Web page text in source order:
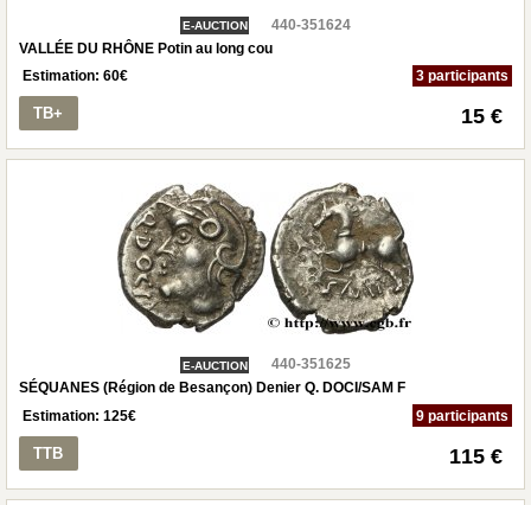
E-AUCTION
440-351624
VALLÉE DU RHÔNE Potin au long cou
Estimation: 60€ 3 participants
TB+ 15 €
E-AUCTION
440-351625
SÉQUANES (Région de Besançon) Denier Q. DOCI/SAM F
Estimation: 125€ 9 participants
TTB 115 €